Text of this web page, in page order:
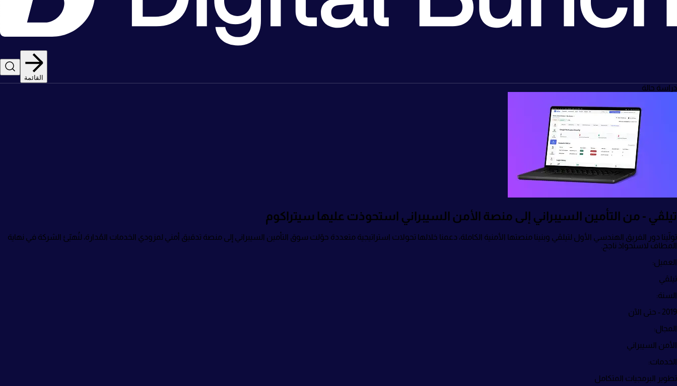
القائمة
دراسة حالة
تيلڤي - من التأمين السيبراني إلى منصة الأمن السيبراني استحوذت عليها سيتراكوم
تولّينا دور الفريق الهندسي الأول لتيلڤي وبنينا منصتها الأمنية الكاملة، دعمنا خلالها تحولات استراتيجية متعددة حوّلت سوق التأمين السيبراني إلى منصة تدقيق أمني لمزودي الخدمات المُدارة، لنُهيّئ الشركة في نهاية
المطاف لاستحواذ ناجح.
العميل:
تيلڤي
السنة:
2019 - حتى الآن
المجال:
الأمن السيبراني
الخدمات:
تطوير البرمجيات المتكامل